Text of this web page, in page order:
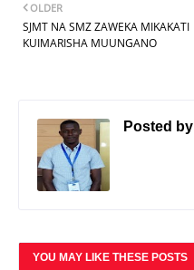
OLDER
SJMT NA SMZ ZAWEKA MIKAKATI
KUIMARISHA MUUNGANO
Posted by
YOU MAY LIKE THESE POSTS